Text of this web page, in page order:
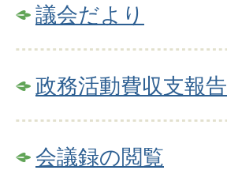
議会だより
政務活動費収支報告
会議録の閲覧